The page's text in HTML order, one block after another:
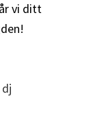
vi ditt